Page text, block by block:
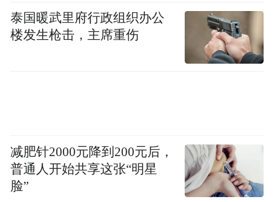
泰国暖武里府行政组织办公
楼发生枪击，主席重伤
减肥针2000元降到200元后，
普通人开始共享这张“明星
脸”